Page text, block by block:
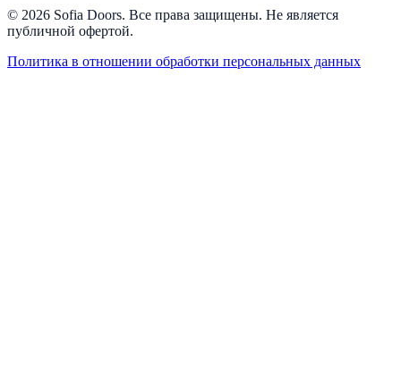
© 2026 Sofia Doors. Все права защищены. Не является
публичной офертой.
Политика в отношении обработки персональных данных